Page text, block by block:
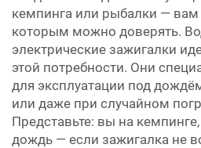
кемпинга или рыбалки —
которым можно доверять.
электрические зажигалки
этой потребности. Они
для эксплуатации под
или даже при случайном
Представьте: вы на
дождь — если зажигалка не